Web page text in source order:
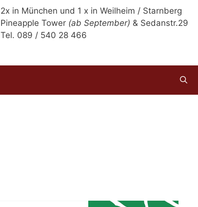
2x in München und 1 x in Weilheim / Starnberg
Pineapple Tower (ab September) & Sedanstr.29
Tel. 089 / 540 28 466